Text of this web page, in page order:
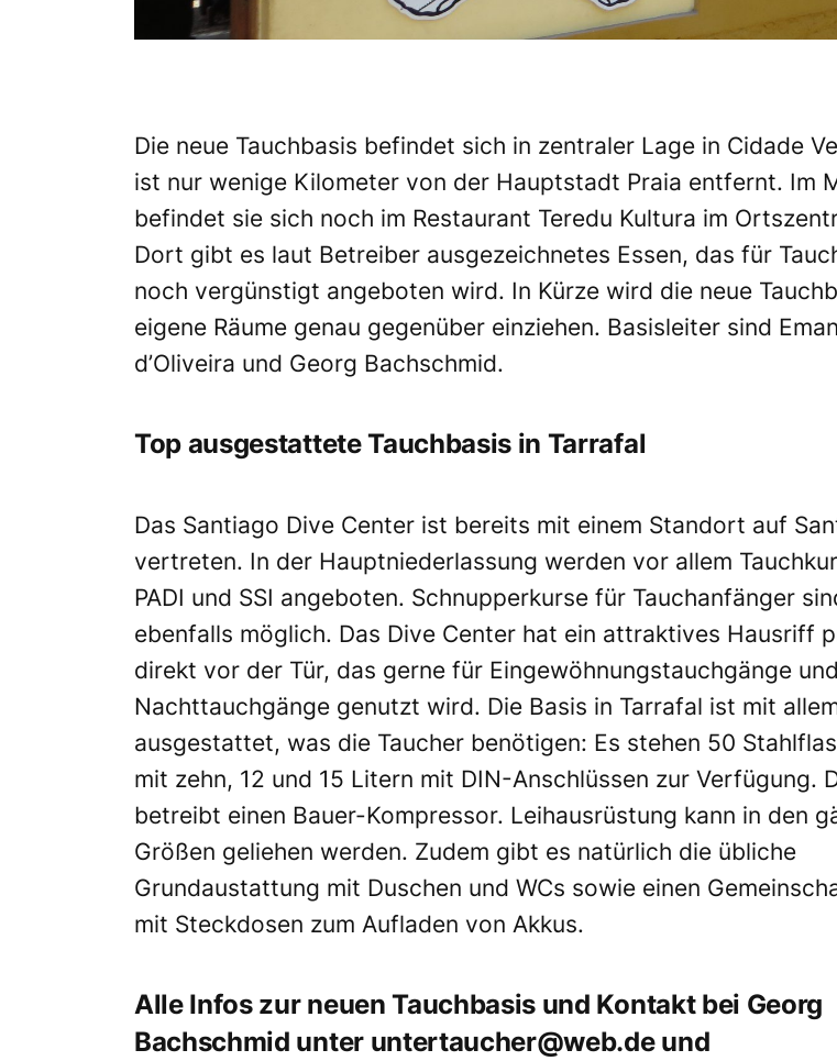
Die neue Tauchbasis befindet sich in zentraler Lage in Cidade
ist nur wenige Kilometer von der Hauptstadt Praia entfernt. Im
befindet sie sich noch im Restaurant Teredu Kultura im
Dort gibt es laut Betreiber ausgezeichnetes Essen, das für
noch vergünstigt angeboten wird. In Kürze wird die neue
eigene Räume genau gegenüber einziehen. Basisleiter sind
d’Oliveira und Georg Bachschmid.
Top ausgestattete Tauchbasis in Tarrafal
Das Santiago Dive Center ist bereits mit einem Standort auf
vertreten. In der Hauptniederlassung werden vor allem
PADI und SSI angeboten. Schnupperkurse für Tauchanfänger
ebenfalls möglich. Das Dive Center hat ein attraktives Hausriff
direkt vor der Tür, das gerne für Eingewöhnungstauchgänge und
Nachttauchgänge genutzt wird. Die Basis in Tarrafal ist mit
ausgestattet, was die Taucher benötigen: Es stehen 50
mit zehn, 12 und 15 Litern mit DIN-Anschlüssen zur Verfügung.
betreibt einen Bauer-Kompressor. Leihausrüstung kann in den
Größen geliehen werden. Zudem gibt es natürlich die übliche
Grundaustattung mit Duschen und WCs sowie einen
mit Steckdosen zum Aufladen von Akkus.
Alle Infos zur neuen Tauchbasis und Kontakt bei Georg
Bachschmid unter untertaucher@web.deund